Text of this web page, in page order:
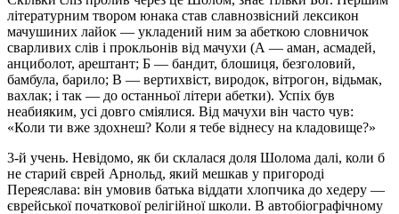
літературним твором юнака став славнозвісний лексикон
мачушиних лайок — укладений ним за абеткою словничок
сварливих слів і прокльонів від мачухи (А — аман, асмадей,
анциболот, арештант; Б — бандит, блошиця, безголовий,
бамбула, барило; В — вертихвіст, виродок, вітрогон, відьмак,
вахлак; і так — до останньої літери абетки). Успіх був
неабияким, усі довго сміялися. Від мачухи він часто чув:
«Коли ти вже здохнеш? Коли я тебе віднесу на кладовище?»
3-й учень. Невідомо, як би склалася доля Шолома далі, коли б
не старий єврей Арнольд, який мешкав у пригороді
Переяслава: він умовив батька віддати хлопчика до хедеру —
єврейської початкової релігійної школи. В автобіографічному